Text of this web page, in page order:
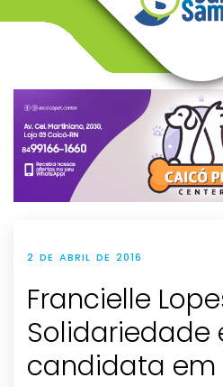
2 DE ABRIL DE 2016
Francielle
Solidariedade
candidata em